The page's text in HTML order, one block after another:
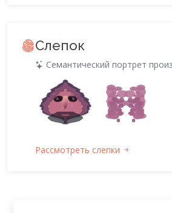
Слепок
Семантический портрет
Рассмотреть слепки